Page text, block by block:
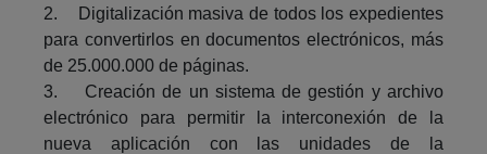
2. Digitalización masiva de todos los expedientes
para convertirlos en documentos electrónicos, más
de 25.000.000 de páginas.
3. Creación de un sistema de gestión y archivo
electrónico para permitir la interconexión de la
nueva aplicación con las unidades de la